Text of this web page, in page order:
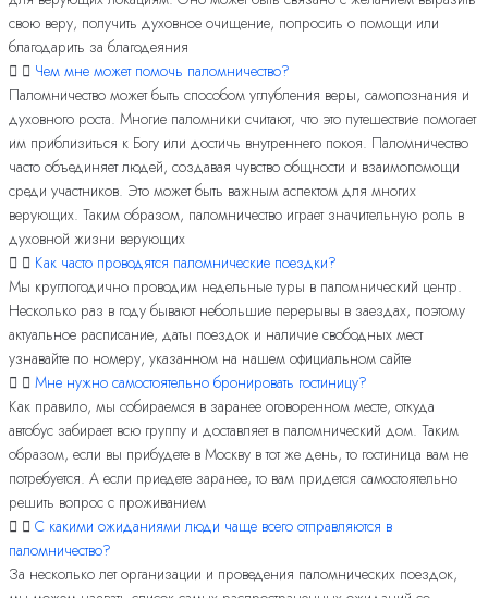
свою веру, получить духовное очищение, попросить о помощи или
благодарить за благодеяния
Чем мне может помочь паломничество?
Паломничество может быть способом углубления веры, самопознания и
духовного роста. Многие паломники считают, что это путешествие помогает
им приблизиться к Богу или достичь внутреннего покоя. Паломничество
часто объединяет людей, создавая чувство общности и взаимопомощи
среди участников. Это может быть важным аспектом для многих
верующих. Таким образом, паломничество играет значительную роль в
духовной жизни верующих
Как часто проводятся паломнические поездки?
Мы круглогодично проводим недельные туры в паломнический центр.
Несколько раз в году бывают небольшие перерывы в заездах, поэтому
актуальное расписание, даты поездок и наличие свободных мест
узнавайте по номеру, указанном на нашем официальном сайте
Мне нужно самостоятельно бронировать гостиницу?
Как правило, мы собираемся в заранее оговоренном месте, откуда
автобус забирает всю группу и доставляет в паломнический дом. Таким
образом, если вы прибудете в Москву в тот же день, то гостиница вам не
потребуется. А если приедете заранее, то вам придется самостоятельно
решить вопрос с проживанием
С какими ожиданиями люди чаще всего отправляются в
паломничество?
За несколько лет организации и проведения паломнических поездок,